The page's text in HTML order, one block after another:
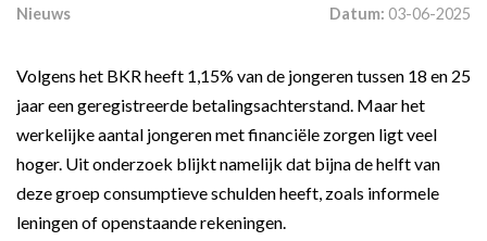
Nieuws Datum: 03-06-2025
Volgens het BKR heeft 1,15% van de jongeren tussen 18 en 25
jaar een geregistreerde betalingsachterstand. Maar het
werkelijke aantal jongeren met financiële zorgen ligt veel
hoger. Uit onderzoek blijkt namelijk dat bijna de helft van
deze groep consumptieve schulden heeft, zoals informele
leningen of openstaande rekeningen.